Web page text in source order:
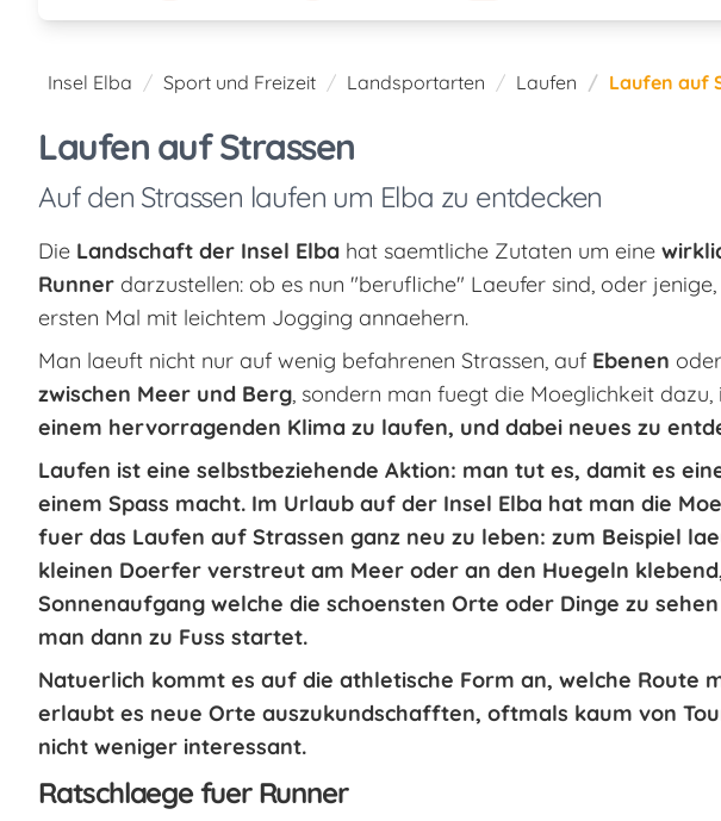
Insel Elba Sport und Freizeit Landsportarten Laufen Laufen auf
Laufen auf Strassen
Auf den Strassen laufen um Elba zu entdecken
Die Landschaft der Insel Elba hat saemtliche Zutaten um eine
Runner darzustellen: ob es nun "berufliche" Laeufer sind, oder
ersten Mal mit leichtem Jogging annaehern.
Man laeuft nicht nur auf wenig befahrenen Strassen, auf Ebenen
zwischen Meer und Berg, sondern man fuegt die Moeglichkeit dazu,
einem hervorragenden Klima zu laufen, und dabei neues zu
Laufen ist eine selbstbeziehende Aktion: man tut es, damit es
einem Spass macht. Im Urlaub auf der Insel Elba hat man die
fuer das Laufen auf Strassen ganz neu zu leben: zum Beispiel
kleinen Doerfer verstreut am Meer oder an den Huegeln
Sonnenaufgang welche die schoensten Orte oder Dinge zu
man dann zu Fuss startet.
Natuerlich kommt es auf die athletische Form an, welche Route
erlaubt es neue Orte auszukundschafften, oftmals kaum von
nicht weniger interessant.
Ratschlaege fuer Runner